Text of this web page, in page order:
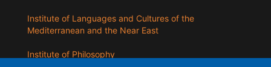
Institute of Languages ​​and Cultures of the
Mediterranean and the Near East
Institute of Philosophy